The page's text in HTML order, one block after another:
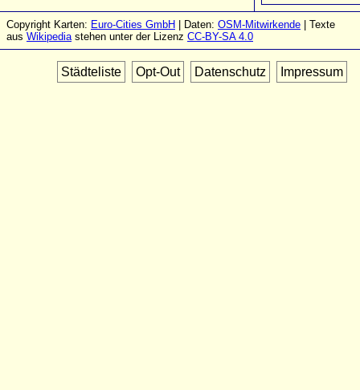
Copyright Karten: Euro-Cities GmbH | Daten: OSM-Mitwirkende | Texte
aus Wikipediastehen unter der Lizenz CC-BY-SA 4.0
Städteliste Opt-Out Datenschutz Impressum